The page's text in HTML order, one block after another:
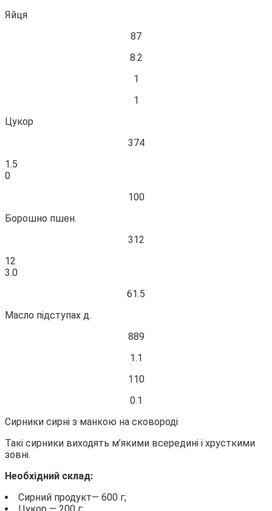
Яйця
87
8.2
1
1
Цукор
374
1.5
0
100
Борошно пшен.
312
12
3.0
61.5
Масло підступах д.
889
1.1
110
0.1
Сирники сирні з манкою на сковороді
Такі сирники виходять м’якими всередині і хрусткими
зовні.
Необхідний склад:
Сирний продукт— 600 г;